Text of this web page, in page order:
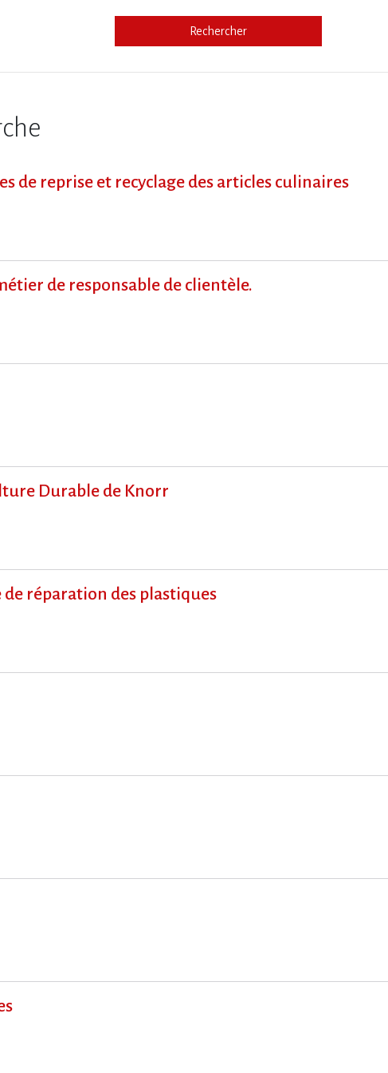
Rechercher
de reprise et recyclage des articles culinaires
de responsable de clientèle.
Durable de Knorr
réparation des plastiques